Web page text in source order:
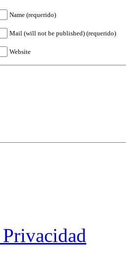
Name (requerido)
Mail (will not be published) (requerido)
Website